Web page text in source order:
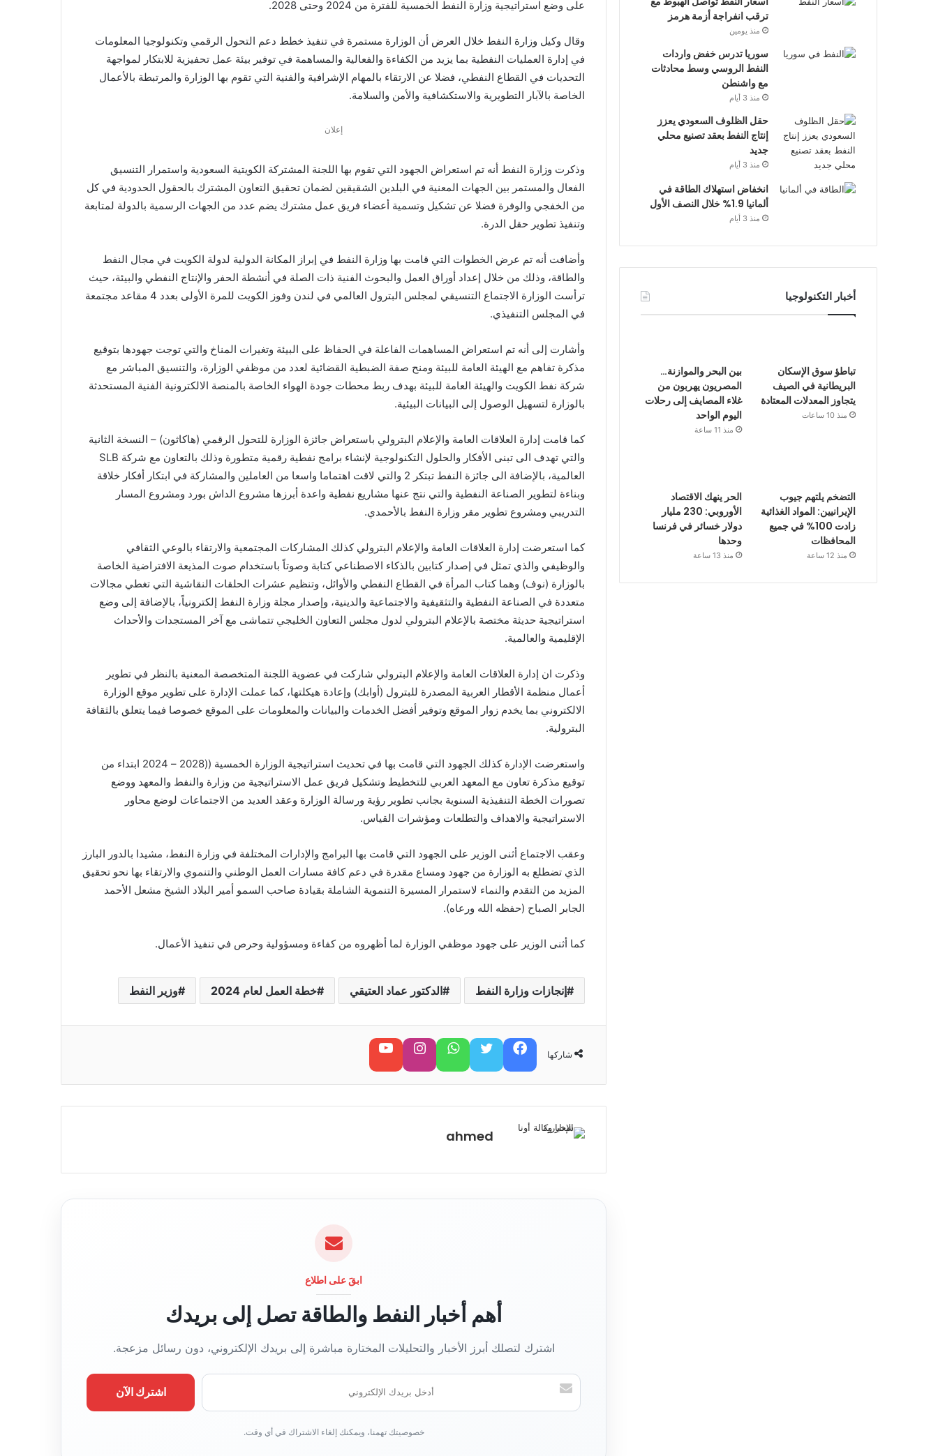
على وضع استراتيجية وزارة النفط الخمسية للفترة من 2024 وحتى 2028.
وقال وكيل وزارة النفط خلال العرض أن الوزارة مستمرة في تنفيذ خطط دعم التحول الرقمي وتكنولوجيا المعلومات
في إدارة العمليات النفطية بما يزيد من الكفاءة والفعالية والمساهمة في توفير بيئة عمل تحفيزية للابتكار لمواجهة
التحديات في القطاع النفطي، فضلا عن الارتقاء بالمهام الإشرافية والفنية التي تقوم بها الوزارة والمرتبطة بالأعمال
الخاصة بالآبار التطويرية والاستكشافية والأمن والسلامة.
إعلان
وذكرت وزارة النفط أنه تم استعراض الجهود التي تقوم بها اللجنة المشتركة الكويتية السعودية واستمرار التنسيق
الفعال والمستمر بين الجهات المعنية في البلدين الشقيقين لضمان تحقيق التعاون المشترك بالحقول الحدودية في كل
من الخفجي والوفرة فضلا عن تشكيل وتسمية أعضاء فريق عمل مشترك يضم عدد من الجهات الرسمية بالدولة لمتابعة
وتنفيذ تطوير حقل الدرة.
وأضافت أنه تم عرض الخطوات التي قامت بها وزارة النفط في إبراز المكانة الدولية لدولة الكويت في مجال النفط
والطاقة، وذلك من خلال إعداد أوراق العمل والبحوث الفنية ذات الصلة في أنشطة الحفر والإنتاج النفطي والبيئة، حيث
ترأست الوزارة الاجتماع التنسيقي لمجلس البترول العالمي في لندن وفوز الكويت للمرة الأولى بعدد 4 مقاعد مجتمعة
في المجلس التنفيذي.
وأشارت إلى أنه تم استعراض المساهمات الفاعلة في الحفاظ على البيئة وتغيرات المناخ والتي توجت جهودها بتوقيع
مذكرة تفاهم مع الهيئة العامة للبيئة ومنح صفة الضبطية القضائية لعدد من موظفي الوزارة، والتنسيق المباشر مع
شركة نفط الكويت والهيئة العامة للبيئة بهدف ربط محطات جودة الهواء الخاصة بالمنصة الالكترونية الفنية المستحدثة
بالوزارة لتسهيل الوصول إلى البيانات البيئية.
كما قامت إدارة العلاقات العامة والإعلام البترولي باستعراض جائزة الوزارة للتحول الرقمي (هاكاثون) – النسخة الثانية
والتي تهدف الى تبنى الأفكار والحلول التكنولوجية لإنشاء برامج نفطية رقمية متطورة وذلك بالتعاون مع شركة SLB
العالمية، بالإضافة الى جائزة النفط تبتكر 2 والتي لاقت اهتماما واسعا من العاملين والمشاركة في ابتكار أفكار خلاقة
وبناءة لتطوير الصناعة النفطية والتي نتج عنها مشاريع نفطية واعدة أبرزها مشروع الداش بورد ومشروع المسار
التدريبي ومشروع تطوير مقر وزارة النفط بالأحمدي.
كما استعرضت إدارة العلاقات العامة والإعلام البترولي كذلك المشاركات المجتمعية والارتقاء بالوعي الثقافي
والوظيفي والذي تمثل في إصدار كتابين بالذكاء الاصطناعي كتابة وصوتاً باستخدام صوت المذيعة الافتراضية الخاصة
بالوزارة (نوف) وهما كتاب المرأة في القطاع النفطي والأوائل، وتنظيم عشرات الحلقات النقاشية التي تغطي مجالات
متعددة في الصناعة النفطية والتثقيفية والاجتماعية والدينية، وإصدار مجلة وزارة النفط إلكترونياً، بالإضافة إلى وضع
استراتيجية حديثة مختصة بالإعلام البترولي لدول مجلس التعاون الخليجي تتماشى مع آخر المستجدات والأحداث
الإقليمية والعالمية.
وذكرت ان إدارة العلاقات العامة والإعلام البترولي شاركت في عضوية اللجنة المتخصصة المعنية بالنظر في تطوير
أعمال منظمة الأقطار العربية المصدرة للبترول (أوابك) وإعادة هيكلتها، كما عملت الإدارة على تطوير موقع الوزارة
الالكتروني بما يخدم زوار الموقع وتوفير أفضل الخدمات والبيانات والمعلومات على الموقع خصوصا فيما يتعلق بالثقافة
البترولية.
واستعرضت الإدارة كذلك الجهود التي قامت بها في تحديث استراتيجية الوزارة الخمسية ((2028 – 2024 ابتداء من
توقيع مذكرة تعاون مع المعهد العربي للتخطيط وتشكيل فريق عمل الاستراتيجية من وزارة والنفط والمعهد ووضع
تصورات الخطة التنفيذية السنوية بجانب تطوير رؤية ورسالة الوزارة وعقد العديد من الاجتماعات لوضع محاور
الاستراتيجية والاهداف والتطلعات ومؤشرات القياس.
وعقب الاجتماع أثنى الوزير على الجهود التي قامت بها البرامج والإدارات المختلفة في وزارة النفط، مشيدا بالدور البارز
الذي تضطلع به الوزارة من جهود ومساع مقدرة في دعم كافة مسارات العمل الوطني والتنموي والارتقاء بها نحو تحقيق
المزيد من التقدم والنماء لاستمرار المسيرة التنموية الشاملة بقيادة صاحب السمو أمير البلاد الشيخ مشعل الأحمد
الجابر الصباح (حفظه الله ورعاه).
كما أثنى الوزير على جهود موظفي الوزارة لما أظهروه من كفاءة ومسؤولية وحرص في تنفيذ الأعمال.
إنجازات وزارة النفط الدكتور عماد العتيقي خطة العمل لعام 2024 وزير النفط
شاركها فيسبوك تويتر واتساب تابعنا على إنستغرامتابعنا على يوتيوب
ahmed
ابقَ على اطلاع
أهم أخبار النفط والطاقة تصل إلى بريدك
اشترك لتصلك أبرز الأخبار والتحليلات المختارة مباشرة إلى بريدك الإلكتروني، دون رسائل مزعجة.
أدخل
بريدك
الإلكتروني
ترقب انفراجة أزمة هرمز
منذ يومين
سوريا تدرس خفض واردات
النفط الروسي وسط محادثات
مع واشنطن
منذ 3 أيام
حقل الظلوف السعودي يعزز
إنتاج النفط بعقد تصنيع محلي
جديد
منذ 3 أيام
انخفاض استهلاك الطاقة في
ألمانيا 1.9% خلال النصف الأول
منذ 3 أيام
أخبار التكنولوجيا
تباطؤ سوق الإسكان
البريطانية في الصيف
يتجاوز المعدلات المعتادة
منذ 10 ساعات
بين البحر والموازنة…
المصريون يهربون من
غلاء المصايف إلى رحلات
اليوم الواحد
منذ 11 ساعة
التضخم يلتهم جيوب
الإيرانيين: المواد الغذائية
زادت 100% في جميع
المحافظات
منذ 12 ساعة
الحر ينهك الاقتصاد
الأوروبي: 230 مليار
دولار خسائر في فرنسا
وحدها
منذ 13 ساعة